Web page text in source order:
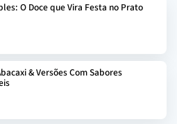
O Doce que Vira Festa no Prato
& Versões Com Sabores